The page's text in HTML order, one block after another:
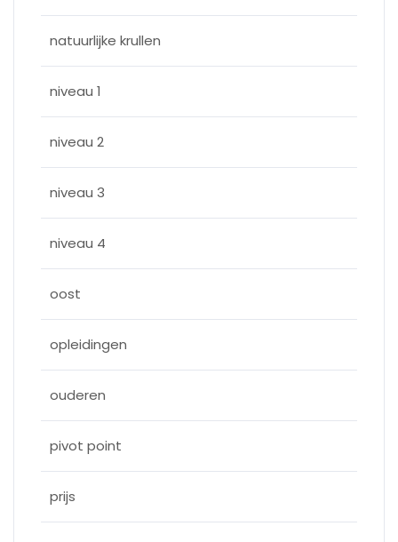
natuurlijke krullen
niveau 1
niveau 2
niveau 3
niveau 4
oost
opleidingen
ouderen
pivot point
prijs